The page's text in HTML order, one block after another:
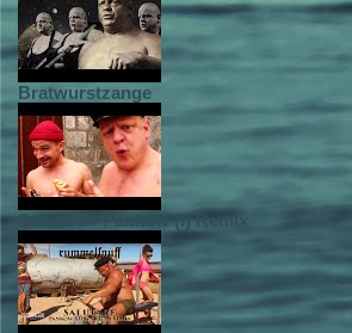
Bratwurstzange
Salutare - Pankow (I) Remix